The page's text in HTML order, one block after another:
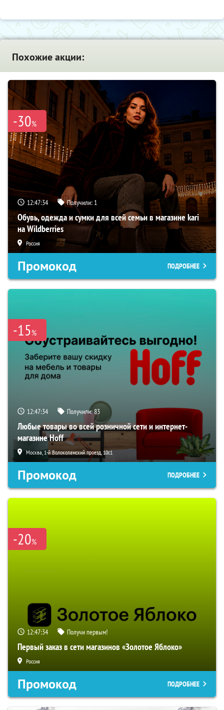
Похожие акции:
-30%
12:47:33 Получили: 1
Обувь, одежда и сумки для всей семьи в магазине kari
на Wildberries
Россия
Промокод ПОДРОБНЕЕ
-15%
12:47:33 Получили:83
Любые товары во всей розничной сети и интернет-
магазине Hoff
Москва, 1-й Волоколамский проезд, 10с1
Промокод ПОДРОБНЕЕ
-20%
12:47:33 Получи первым!
Первый заказ в сети магазинов «Золотое Яблоко»
Россия
Промокод ПОДРОБНЕЕ